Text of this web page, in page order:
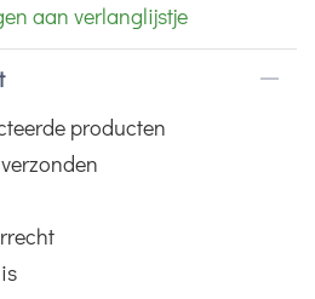
aan verlanglijstje
producten